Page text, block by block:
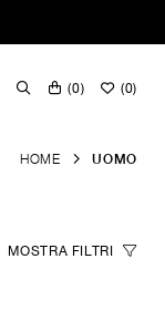
(0) (0)
HOME UOMO
MOSTRA FILTRI